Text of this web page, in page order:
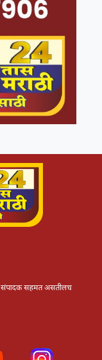
संपादक सहमत असतीलच